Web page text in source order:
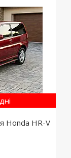
Honda HR-V